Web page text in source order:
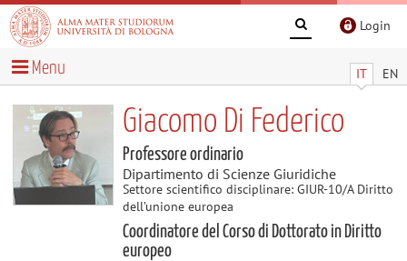
Login
IT EN
Menu
Giacomo Di Federico
Professore ordinario
Dipartimento di Scienze Giuridiche
Settore scientifico disciplinare: GIUR-10/A Diritto
dell’unione europea
Coordinatore del Corso di Dottorato in Diritto
europeo